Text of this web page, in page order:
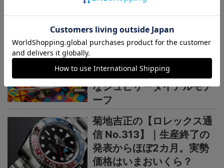
菊地吉正の【ロレックス通
信 No.314】｜技術力を誇
示するグラフィカルで繊細
なジュビリーダイアルモチ
ーフ
菊地吉正の【ロレックス通
信 No.313】｜生産終了の
発表からほぼ2カ月。実勢
価格はいまおいくら？